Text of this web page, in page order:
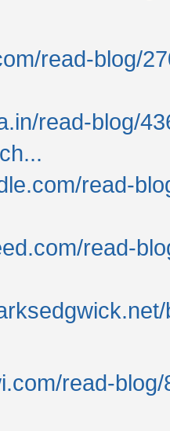
read-blog/
read-blog/
read-
read-
read-